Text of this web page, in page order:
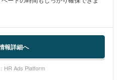
報詳細へ
HR Ads Platform